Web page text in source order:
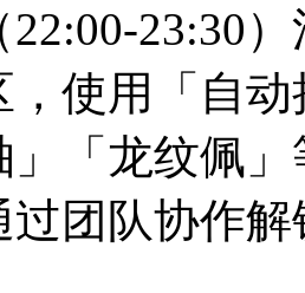
23:30
，使用「自
」「龙纹佩
过团队协作